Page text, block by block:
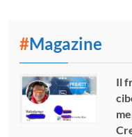
#Magazine
Il